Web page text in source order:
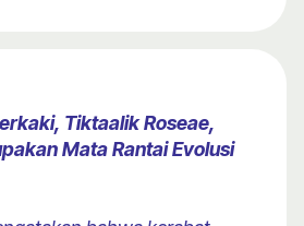
Tiktaalik Roseae,
Mata Rantai Evolusi